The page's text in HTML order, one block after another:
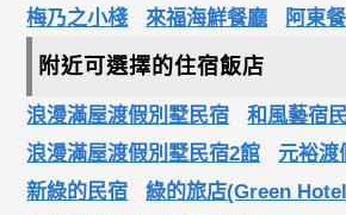
梅乃之小棧
來福海鮮餐廳 阿東
附近可選擇的住宿飯店
浪漫滿屋渡假別墅民宿 和風藝宿
浪漫滿屋渡假別墅民宿2館
元裕渡
新綠的民宿
綠的旅店(Green